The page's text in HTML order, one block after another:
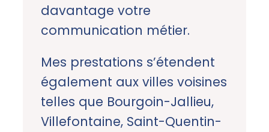
davantage votre
communication métier.
Mes prestations s’étendent
également aux villes voisines
telles que Bourgoin-Jallieu,
Villefontaine, Saint-Quentin-